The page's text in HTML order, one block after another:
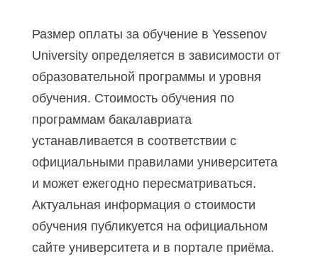
Размер оплаты за обучение в Yessenov
University определяется в зависимости от
образовательной программы и уровня
обучения. Стоимость обучения по
программам бакалавриата
устанавливается в соответствии с
официальными правилами университета
и может ежегодно пересматриваться.
Актуальная информация о стоимости
обучения публикуется на официальном
сайте университета и в портале приёма.